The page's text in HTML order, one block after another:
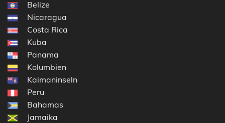
Belize
Nicaragua
Costa Rica
Kuba
Panama
Kolumbien
Kaimaninseln
Peru
Bahamas
Jamaika